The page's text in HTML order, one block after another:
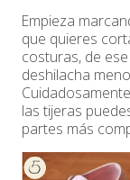
Empieza
que quieres
costuras, de
deshilacha
las tijeras
partes más